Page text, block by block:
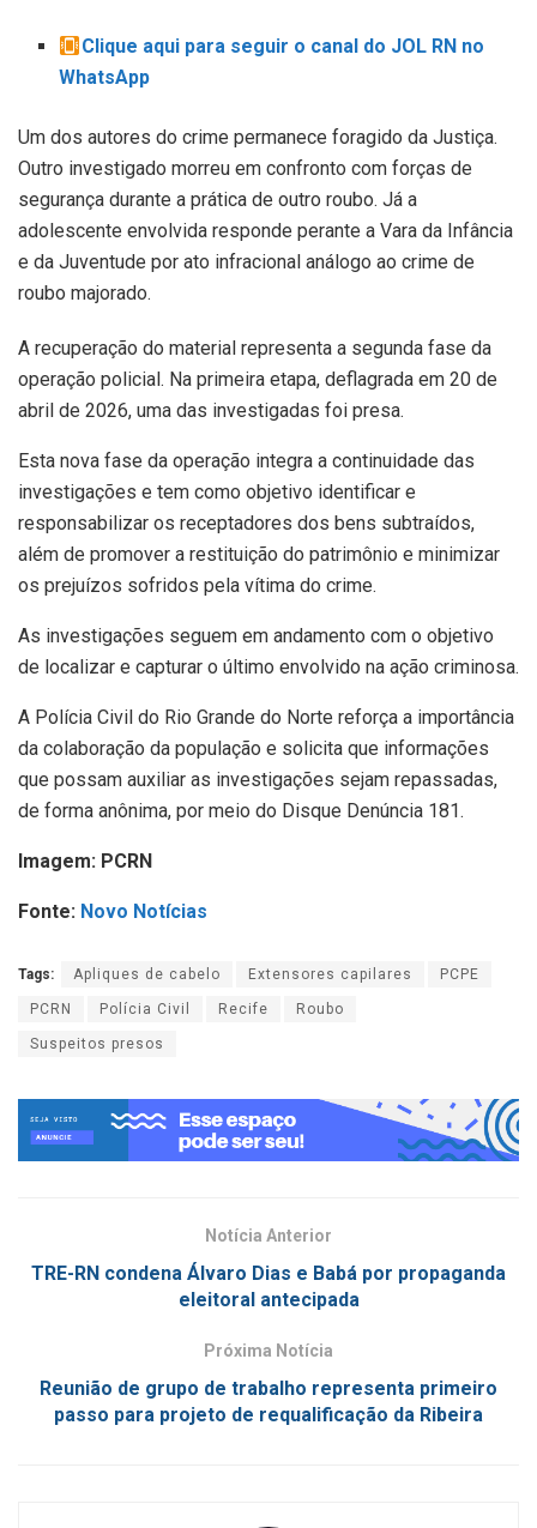
Clique aqui para seguir o canal do JOL RN no
WhatsApp
Um dos autores do crime permanece foragido da Justiça.
Outro investigado morreu em confronto com forças de
segurança durante a prática de outro roubo. Já a
adolescente envolvida responde perante a Vara da Infância
e da Juventude por ato infracional análogo ao crime de
roubo majorado.
A recuperação do material representa a segunda fase da
operação policial. Na primeira etapa, deflagrada em 20 de
abril de 2026, uma das investigadas foi presa.
Esta nova fase da operação integra a continuidade das
investigações e tem como objetivo identificar e
responsabilizar os receptadores dos bens subtraídos,
além de promover a restituição do patrimônio e minimizar
os prejuízos sofridos pela vítima do crime.
As investigações seguem em andamento com o objetivo
de localizar e capturar o último envolvido na ação criminosa.
A Polícia Civil do Rio Grande do Norte reforça a importância
da colaboração da população e solicita que informações
que possam auxiliar as investigações sejam repassadas,
de forma anônima, por meio do Disque Denúncia 181.
Imagem: PCRN
Fonte: Novo Notícias
Tags: Apliques de cabelo Extensores capilares PCPE
PCRN Polícia Civil Recife Roubo
Suspeitos presos
Notícia Anterior
TRE-RN condena Álvaro Dias e Babá por propaganda
eleitoral antecipada
Próxima Notícia
Reunião de grupo de trabalho representa primeiro
passo para projeto de requalificação da Ribeira